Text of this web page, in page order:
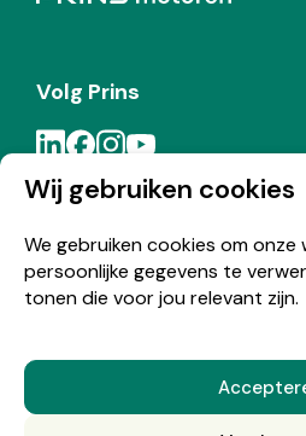
Wij gebruiken cookies
We gebruiken cookies om
persoonlijke gegevens te
tonen die voor jou relevant zijn.
Volg Prins
Meld je aan voor de
© Copyright 2026 Prins